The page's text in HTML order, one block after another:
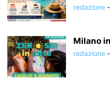
redazione -
Milano
redazione -